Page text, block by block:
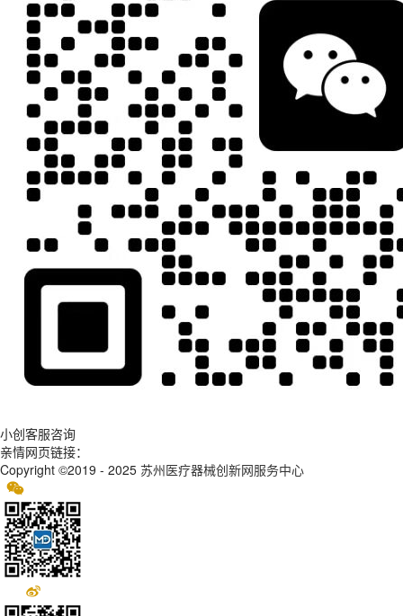
小创客服咨询
亲情网页链接：
Copyright ©2019 - 2025 苏州医疗器械创新网服务中心